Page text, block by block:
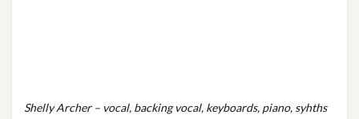
Shelly Archer – vocal, backing vocal, keyboards, piano, syhths